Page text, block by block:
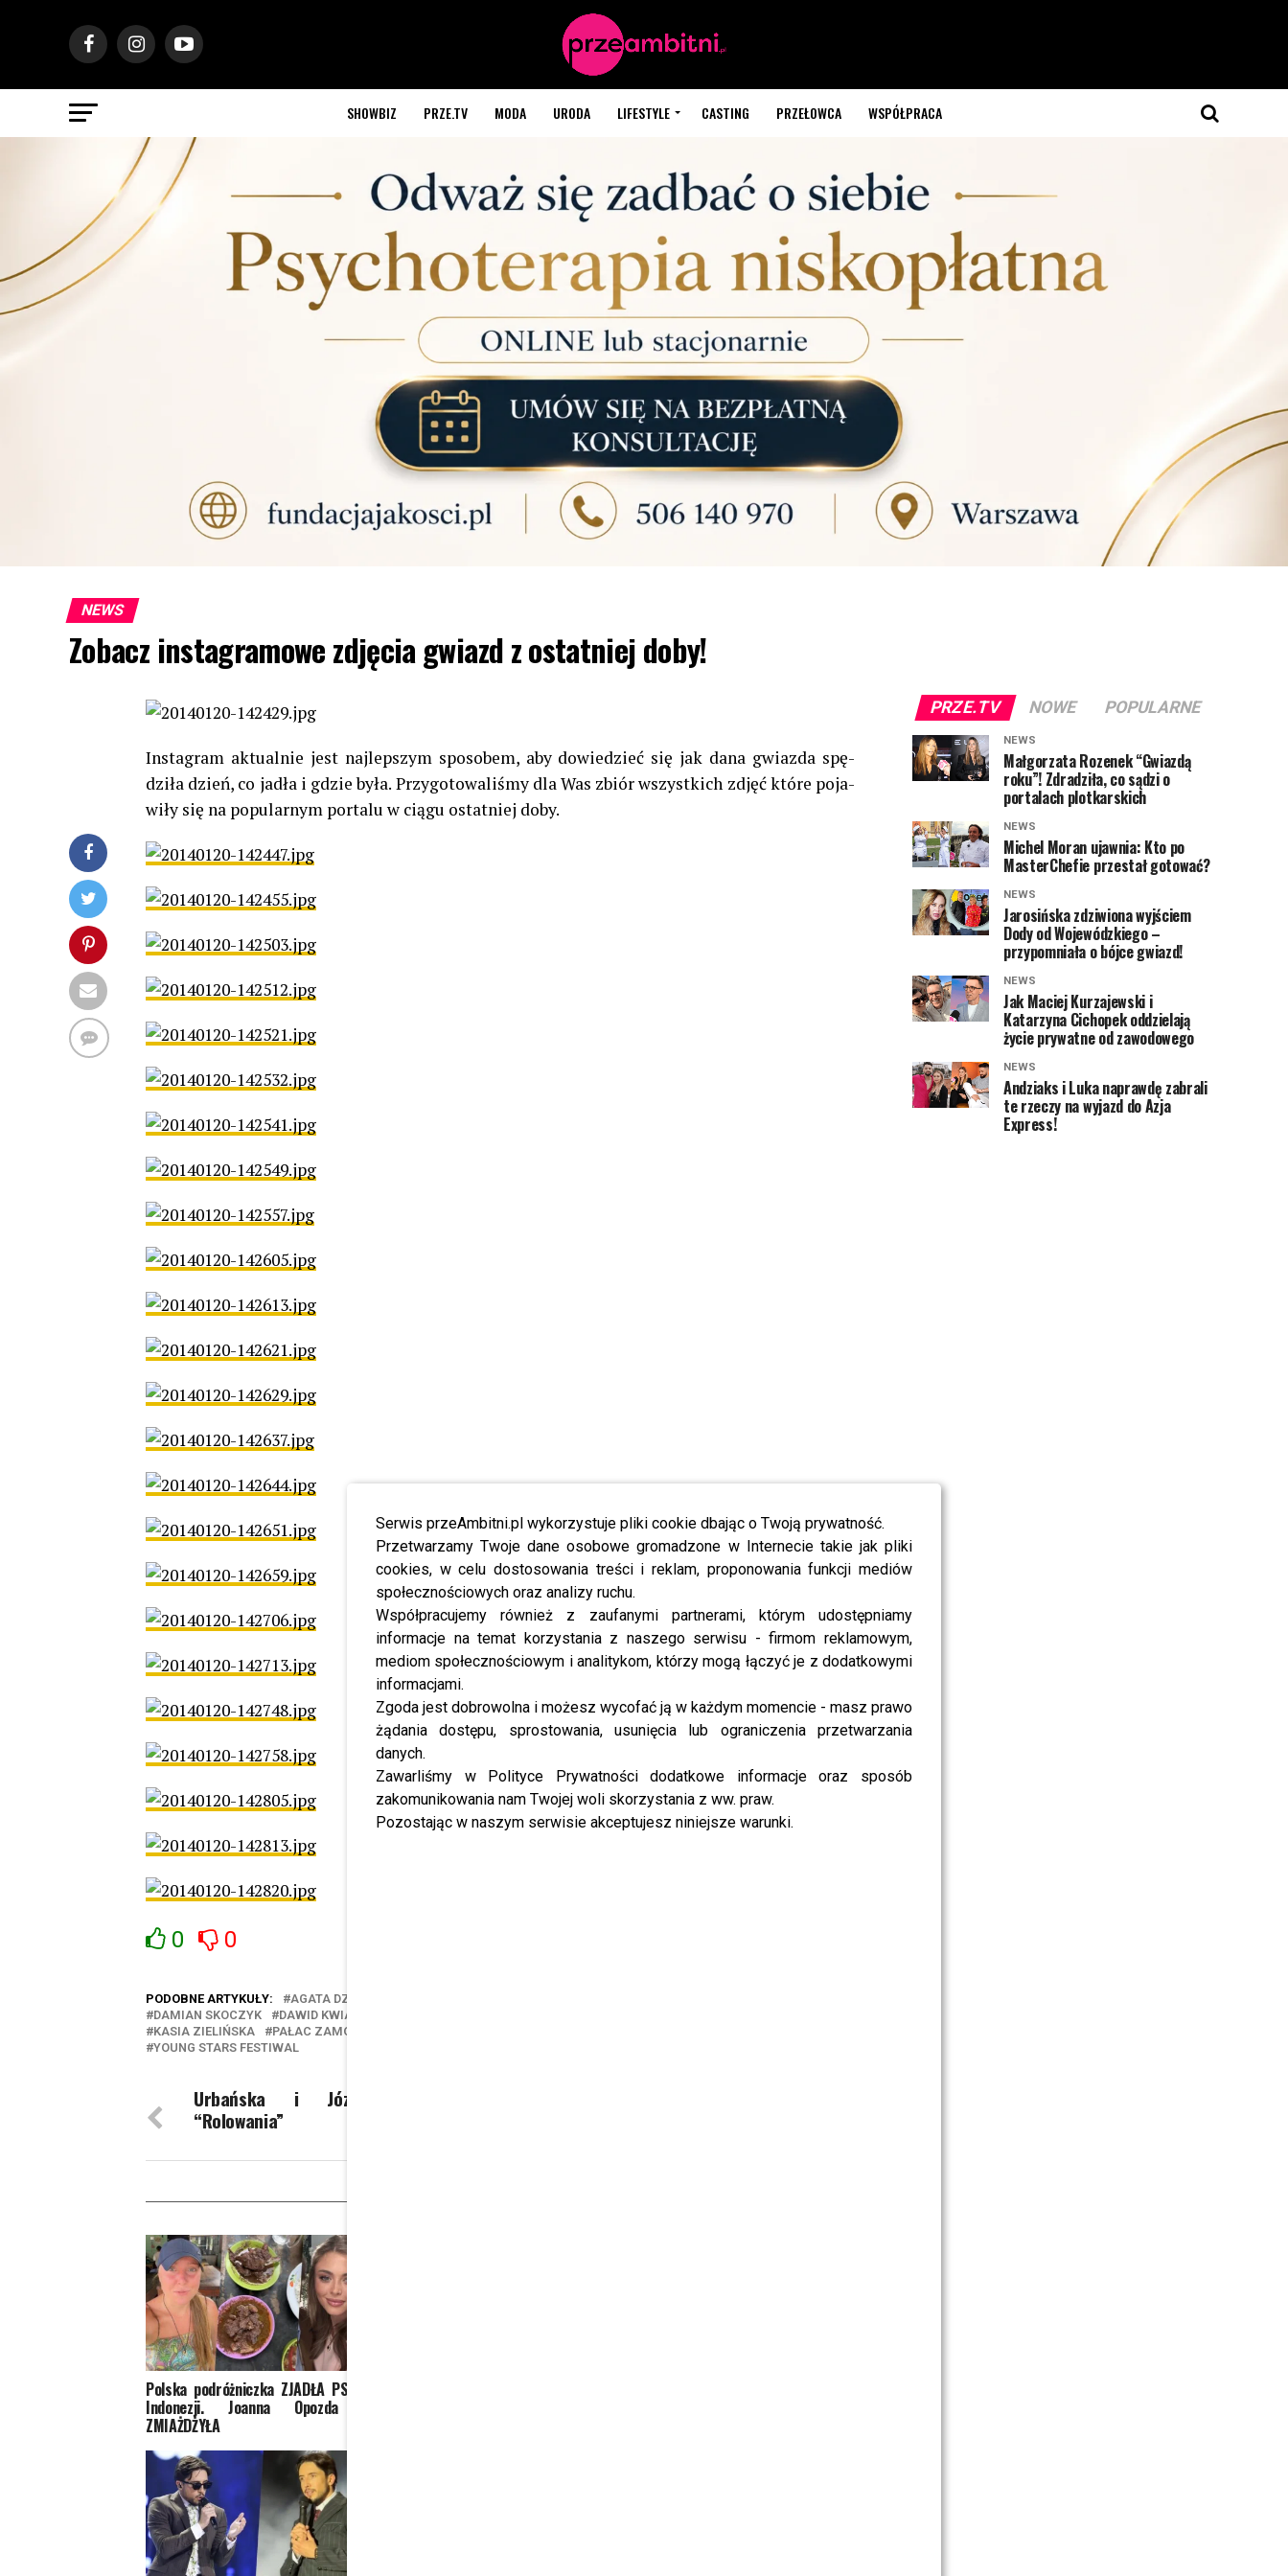
Serwis przeAmbitni.pl wykorzystuje pliki cookie dbając o Twoją prywatność.
Przetwarzamy Twoje dane osobowe gromadzone w Internecie takie jak pliki
cookies, w celu dostosowania treści i reklam, proponowania funkcji mediów
społecznościowych oraz analizy ruchu.
Współpracujemy również z zaufanymi partnerami, którym udostępniamy
informacje na temat korzystania z naszego serwisu - firmom reklamowym,
mediom społecznościowym i analitykom, którzy mogą łączyć je z dodatkowymi
informacjami.
Zgoda jest dobrowolna i możesz wycofać ją w każdym momencie - masz prawo
żądania dostępu, sprostowania, usunięcia lub ograniczenia przetwarzania
danych.
Zawarliśmy w Polityce Prywatności dodatkowe informacje oraz sposób
zakomunikowania nam Twojej woli skorzystania z ww. praw.
Pozostając w naszym serwisie akceptujesz niniejsze warunki.
SHOWBIZ PRZE.TV MODA URODA LIFESTYLE CASTING PRZEŁOWCA WSPÓŁPRACA
NEWS
Zobacz instagramowe zdjęcia gwiazd z ostatniej doby!
Insta­gram aktu­al­nie jest naj­lep­szym spo­so­bem, aby dowie­dzieć się jak dana gwiazda spę­
dziła dzień, co jadła i gdzie była. Przy­go­to­wa­li­śmy dla Was zbiór wszyst­kich zdjęć które poja­
wiły się na popu­lar­nym por­talu w ciągu ostat­niej doby.
0 0
PODOBNE ARTYKUŁY: AGATA DZIARMAGOWSKA YOUNG STARS
DAMIAN SKOCZYK
DAWID KWIATKOWSKI
KASIA ZIELIŃSKA
PAŁAC ZAMOJSKICH
YOUNG STARS FESTIWAL
Urbańska i Józefowicz bronią
“Rolowania”
Polska podróżniczka ZJADŁA PSA w
Indonezji. Joanna Opozda ją
ZMIAŻDŻYŁA
PRZE.TV NOWE POPULARNE
NEWS
Małgorzata Rozenek “Gwiazdą
roku”! Zdradziła, co sądzi o
portalach plotkarskich
NEWS
Michel Moran ujawnia: Kto po
MasterChefie przestał gotować?
NEWS
Jarosińska zdziwiona wyjściem
Dody od Wojewódzkiego –
przypomniała o bójce gwiazd!
NEWS
Jak Maciej Kurzajewski i
Katarzyna Cichopek oddzielają
życie prywatne od zawodowego
NEWS
Andziaks i Luka naprawdę zabrali
te rzeczy na wyjazd do Azja
Express!